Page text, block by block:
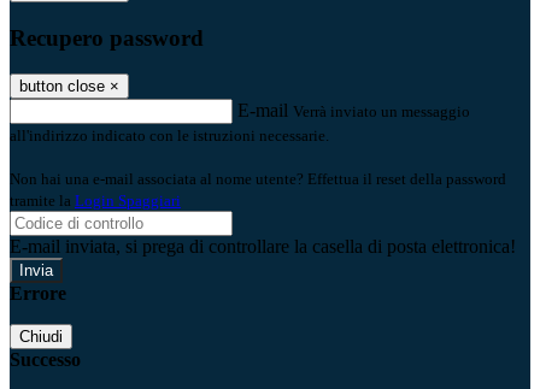
Recupero password
button close ×
E-mail Verrà inviato un messaggio
all'indirizzo indicato con le istruzioni necessarie.
Non hai una e-mail associata al nome utente? Effettua il reset della password
tramite la Login Spaggiari
E-mail inviata, si prega di controllare la casella di posta elettronica!
Errore
Chiudi
Successo